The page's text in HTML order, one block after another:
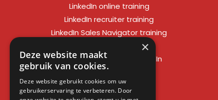
LinkedIn online training
LinkedIn recruiter training
LinkedIn Sales Navigator training
LinkedIn sales training
Social media training LinkedIn
LinkedIn expert training
LinkedIn workshop
×
Deze website maakt
gebruik van cookies.
Deze website gebruikt cookies om uw
gebruikerservaring te verbeteren. Door